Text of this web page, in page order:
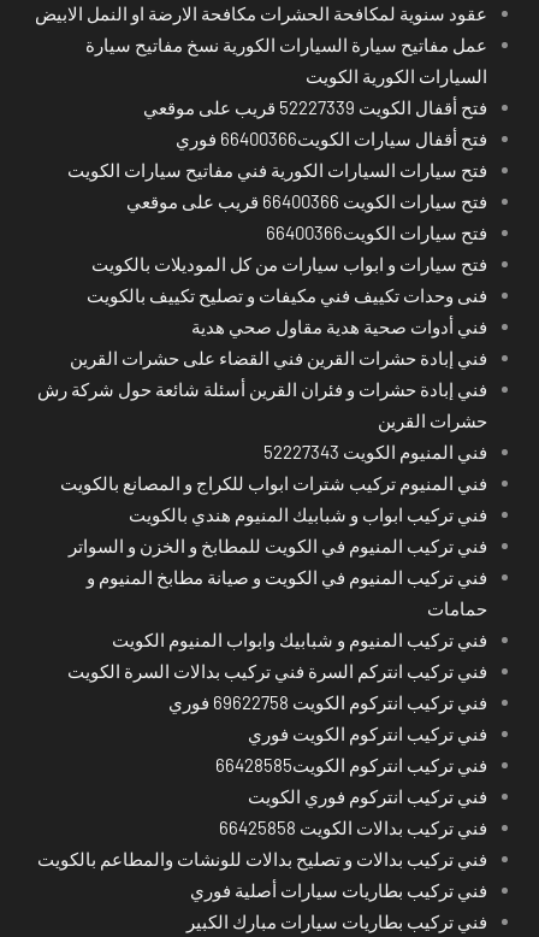
عقود سنوية لمكافحة الحشرات مكافحة الارضة او النمل الابيض
عمل مفاتيح سيارة السيارات الكورية نسخ مفاتيح سيارة
السيارات الكورية الكويت
فتح أقفال الكويت 52227339 قريب على موقعي
فتح أقفال سيارات الكويت66400366 فوري
فتح سيارات السيارات الكورية فني مفاتيح سيارات الكويت
فتح سيارات الكويت 66400366 قريب على موقعي
فتح سيارات الكويت66400366
فتح سيارات و ابواب سيارات من كل الموديلات بالكويت
فنى وحدات تكييف فني مكيفات و تصليح تكييف بالكويت
فني أدوات صحية هدية مقاول صحي هدية
فني إبادة حشرات القرين فني القضاء على حشرات القرين
فني إبادة حشرات و فئران القرين أسئلة شائعة حول شركة رش
حشرات القرين
فني المنيوم الكويت 52227343
فني المنيوم تركيب شترات ابواب للكراج و المصانع بالكويت
فني تركيب ابواب و شبابيك المنيوم هندي بالكويت
فني تركيب المنيوم في الكويت للمطابخ و الخزن و السواتر
فني تركيب المنيوم في الكويت و صيانة مطابخ المنيوم و
حمامات
فني تركيب المنيوم و شبابيك وابواب المنيوم الكويت
فني تركيب انتركم السرة فني تركيب بدالات السرة الكويت
فني تركيب انتركوم الكويت 69622758 فوري
فني تركيب انتركوم الكويت فوري
فني تركيب انتركوم الكويت66428585
فني تركيب انتركوم فوري الكويت
فني تركيب بدالات الكويت 66425858
فني تركيب بدالات و تصليح بدالات للونشات والمطاعم بالكويت
فني تركيب بطاريات سيارات أصلية فوري
فني تركيب بطاريات سيارات مبارك الكبير